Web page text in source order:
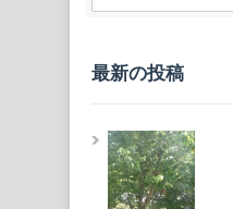
最新の投稿